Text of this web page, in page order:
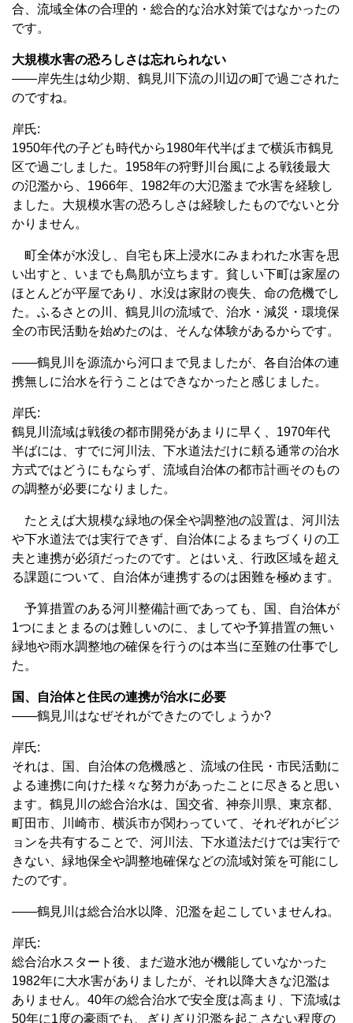
合、流域全体の合理的・総合的な治水対策ではなかったの
です。
大規模水害の恐ろしさは忘れられない
――岸先生は幼少期、鶴見川下流の川辺の町で過ごされた
のですね。
岸氏:
1950年代の子ども時代から1980年代半ばまで横浜市鶴見
区で過ごしました。1958年の狩野川台風による戦後最大
の氾濫から、1966年、1982年の大氾濫まで水害を経験し
ました。大規模水害の恐ろしさは経験したものでないと分
かりません。
町全体が水没し、自宅も床上浸水にみまわれた水害を思
い出すと、いまでも鳥肌が立ちます。貧しい下町は家屋の
ほとんどが平屋であり、水没は家財の喪失、命の危機でし
た。ふるさとの川、鶴見川の流域で、治水・減災・環境保
全の市民活動を始めたのは、そんな体験があるからです。
――鶴見川を源流から河口まで見ましたが、各自治体の連
携無しに治水を行うことはできなかったと感じました。
岸氏:
鶴見川流域は戦後の都市開発があまりに早く、1970年代
半ばには、すでに河川法、下水道法だけに頼る通常の治水
方式ではどうにもならず、流域自治体の都市計画そのもの
の調整が必要になりました。
たとえば大規模な緑地の保全や調整池の設置は、河川法
や下水道法では実行できず、自治体によるまちづくりの工
夫と連携が必須だったのです。とはいえ、行政区域を超え
る課題について、自治体が連携するのは困難を極めます。
予算措置のある河川整備計画であっても、国、自治体が
1つにまとまるのは難しいのに、ましてや予算措置の無い
緑地や雨水調整地の確保を行うのは本当に至難の仕事でし
た。
国、自治体と住民の連携が治水に必要
――鶴見川はなぜそれができたのでしょうか?
岸氏:
それは、国、自治体の危機感と、流域の住民・市民活動に
よる連携に向けた様々な努力があったことに尽きると思い
ます。鶴見川の総合治水は、国交省、神奈川県、東京都、
町田市、川崎市、横浜市が関わっていて、それぞれがビジ
ョンを共有することで、河川法、下水道法だけでは実行で
きない、緑地保全や調整地確保などの流域対策を可能にし
たのです。
――鶴見川は総合治水以降、氾濫を起こしていませんね。
岸氏:
総合治水スタート後、まだ遊水池が機能していなかった
1982年に大水害がありましたが、それ以降大きな氾濫は
ありません。40年の総合治水で安全度は高まり、下流域は
50年に1度の豪雨でも、ぎりぎり氾濫を起こさない程度の